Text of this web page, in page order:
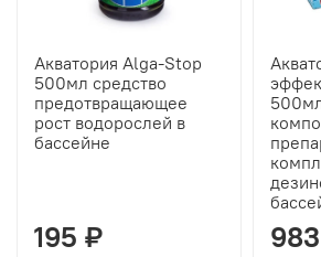
Акватория Alga-Stop
500мл средство
предотвращающее
рост водорослей в
бассейне
195 ₽